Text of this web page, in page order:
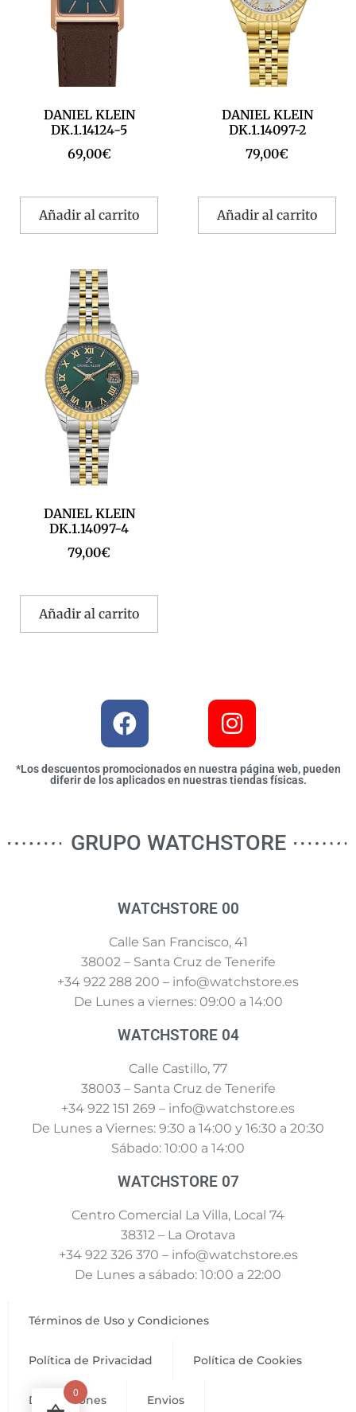
DANIEL KLEIN
DK.1.14124-5
69,00€
Añadir al carrito
DANIEL KLEIN
DK.1.14097-2
79,00€
Añadir al carrito
DANIEL KLEIN
DK.1.14097-4
79,00€
Añadir al carrito
*Los descuentos promocionados en nuestra página web, pueden
diferir de los aplicados en nuestras tiendas físicas.
GRUPO WATCHSTORE
WATCHSTORE 00
Calle San Francisco, 41
38002 – Santa Cruz de Tenerife
+34 922 288 200 – info@watchstore.es
De Lunes a viernes: 09:00 a 14:00
WATCHSTORE 04
Calle Castillo, 77
38003 – Santa Cruz de Tenerife
+34 922 151 269 – info@watchstore.es
De Lunes a Viernes: 9:30 a 14:00 y 16:30 a 20:30
Sábado: 10:00 a 14:00
WATCHSTORE 07
Centro Comercial La Villa, Local 74
38312 – La Orotava
+34 922 326 370 – info@watchstore.es
De Lunes a sábado: 10:00 a 22:00
Términos de Uso y Condiciones
Política de Privacidad Política de Cookies
Devoluciones Envios
0